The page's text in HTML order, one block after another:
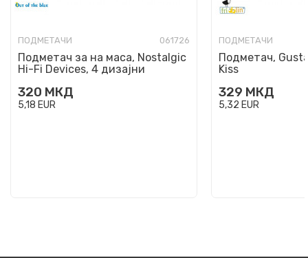
ПОДМЕТАЧИ 061726
Подметач за на маса, Nostalgic
Hi-Fi Devices, 4 дизајни
320 МКД
5,18 EUR
ПОДМЕТАЧИ
Подметач,
Kiss
329 МКД
5,32 EUR